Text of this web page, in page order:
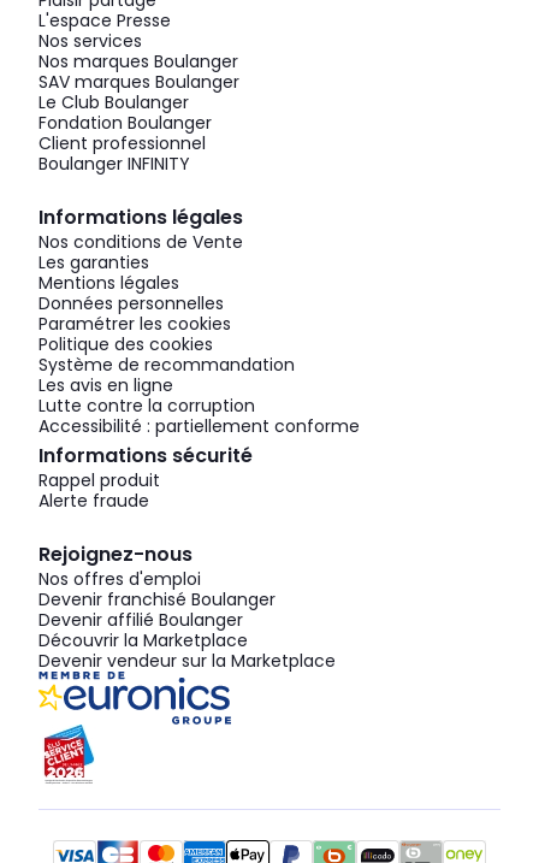
L'espace Presse
Nos services
Nos marques Boulanger
SAV marques Boulanger
Le Club Boulanger
Fondation Boulanger
Client professionnel
Boulanger INFINITY
Informations légales
Nos conditions de Vente
Les garanties
Mentions légales
Données personnelles
Paramétrer les cookies
Politique des cookies
Système de recommandation
Les avis en ligne
Lutte contre la corruption
Accessibilité : partiellement conforme
Informations sécurité
Rappel produit
Alerte fraude
Rejoignez-nous
Nos offres d'emploi
Devenir franchisé Boulanger
Devenir affilié Boulanger
Découvrir la Marketplace
Devenir vendeur sur la Marketplace